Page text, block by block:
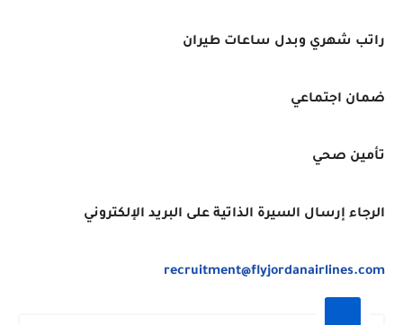
راتب شهري وبدل ساعات طيران
ضمان اجتماعي
تأمين صحي
الرجاء إرسال السيرة الذاتية على البريد الإلكتروني
recruitment@flyjordanairlines.com